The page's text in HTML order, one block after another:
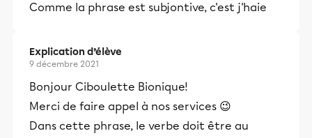
Comme la phrase est subjontive, c'est j'haie
Explication d’élève
9 décembre 2021
Bonjour Ciboulette Bionique!
Merci de faire appel à nos services 😉
Dans cette phrase, le verbe doit être au